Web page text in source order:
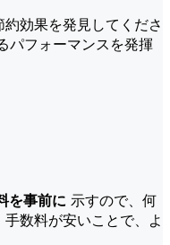
効果を発見してくださ
パフォーマンスを発揮
を事前に 示すので、何
数料が安いことで、よ